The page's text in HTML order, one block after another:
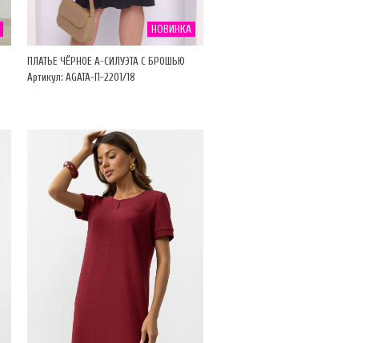
НОВИНКА
ПЛАТЬЕ ЧЁРНОЕ А-СИЛУЭТА С БРОШЬЮ
Артикул: AGATA-П-2201/18